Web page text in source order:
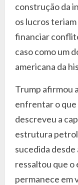
construção da
os lucros
financiar
caso como um
americana da
Trump afirmou
enfrentar o que
descreveu a
estrutura
sucedida desde
ressaltou que
permanece em